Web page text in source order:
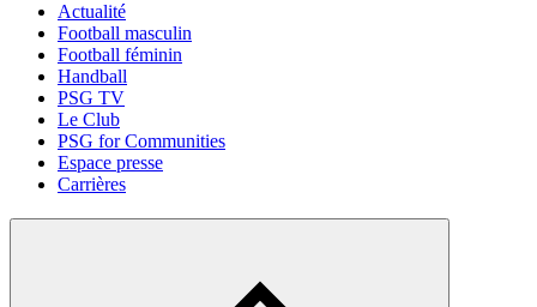
Actualité
Football masculin
Football féminin
Handball
PSG TV
Le Club
PSG for Communities
Espace presse
Carrières